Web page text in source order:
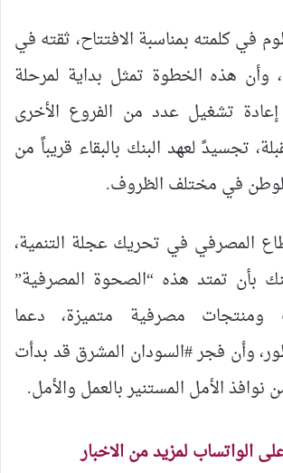
في كلمته بمناسبة الافتتاح، ثقته في
وأن هذه الخطوة تمثل بداية لمرحلة
تشغيل عدد من الفروع الأخرى
تجسيدً لعهد البنك بالبقاء قريباً من
في مختلف الظروف.
المصرفي في تحريك عجلة التنمية،
بأن تمتد هذه “الصحوة المصرفية”
مصرفية متميزة، دعما
وأن فجر #السودان المشرق قد بدأت
الأمل المستنير بالعمل والأمل.
الواتساب لمزيد من الاخبار